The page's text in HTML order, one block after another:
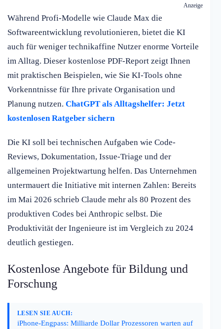
Anzeige
Während Profi-Modelle wie Claude Max die
Softwareentwicklung revolutionieren, bietet die KI
auch für weniger technikaffine Nutzer enorme Vorteile
im Alltag. Dieser kostenlose PDF-Report zeigt Ihnen
mit praktischen Beispielen, wie Sie KI-Tools ohne
Vorkenntnisse für Ihre private Organisation und
Planung nutzen. ChatGPT als Alltagshelfer: Jetzt
kostenlosen Ratgeber sichern
Die KI soll bei technischen Aufgaben wie Code-
Reviews, Dokumentation, Issue-Triage und der
allgemeinen Projektwartung helfen. Das Unternehmen
untermauert die Initiative mit internen Zahlen: Bereits
im Mai 2026 schrieb Claude mehr als 80 Prozent des
produktiven Codes bei Anthropic selbst. Die
Produktivität der Ingenieure ist im Vergleich zu 2024
deutlich gestiegen.
Kostenlose Angebote für Bildung und
Forschung
LESEN SIE AUCH:
iPhone-Engpass: Milliarde Dollar Prozessoren warten auf